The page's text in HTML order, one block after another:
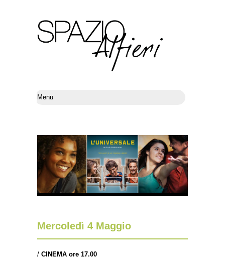
Mercoledì 4 Maggio
/ CINEMA ore 17.00